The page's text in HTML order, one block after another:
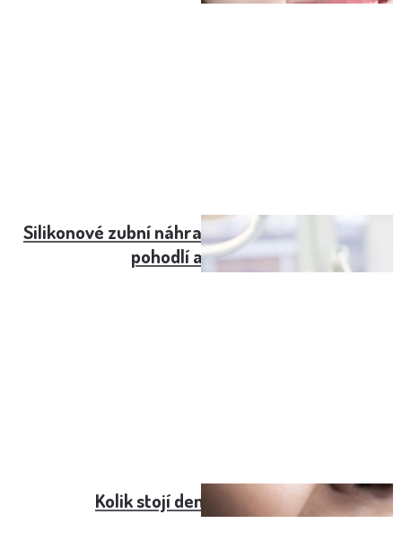
Silikonové zubní náhrady: Moderní řešení pro
pohodlí a estetiku
Kolik stojí dentální hygiena